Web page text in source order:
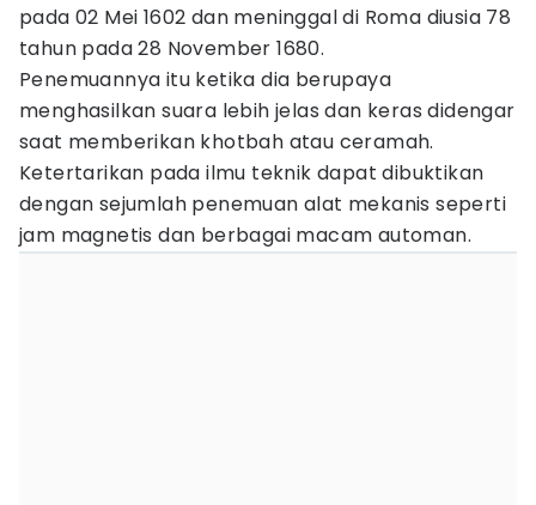
pada 02 Mei 1602 dan meninggal di Roma diusia 78
tahun pada 28 November 1680.
Penemuannya itu ketika dia berupaya
menghasilkan suara lebih jelas dan keras didengar
saat memberikan khotbah atau ceramah.
Ketertarikan pada ilmu teknik dapat dibuktikan
dengan sejumlah penemuan alat mekanis seperti
jam magnetis dan berbagai macam automan.